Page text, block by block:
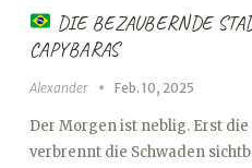
DIE BEZAUBERNDE
CAPYBARAS
Alexander Feb. 10, 2025
Der Morgen ist neblig. Erst
verbrennt die Schwaden